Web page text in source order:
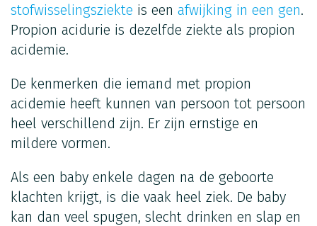
stofwisselingsziekte is een afwijking in een gen.
Propion acidurie is dezelfde ziekte als propion
acidemie.
De kenmerken die iemand met propion
acidemie heeft kunnen van persoon tot persoon
heel verschillend zijn. Er zijn ernstige en
mildere vormen.
Als een baby enkele dagen na de geboorte
klachten krijgt, is die vaak heel ziek. De baby
kan dan veel spugen, slecht drinken en slap en